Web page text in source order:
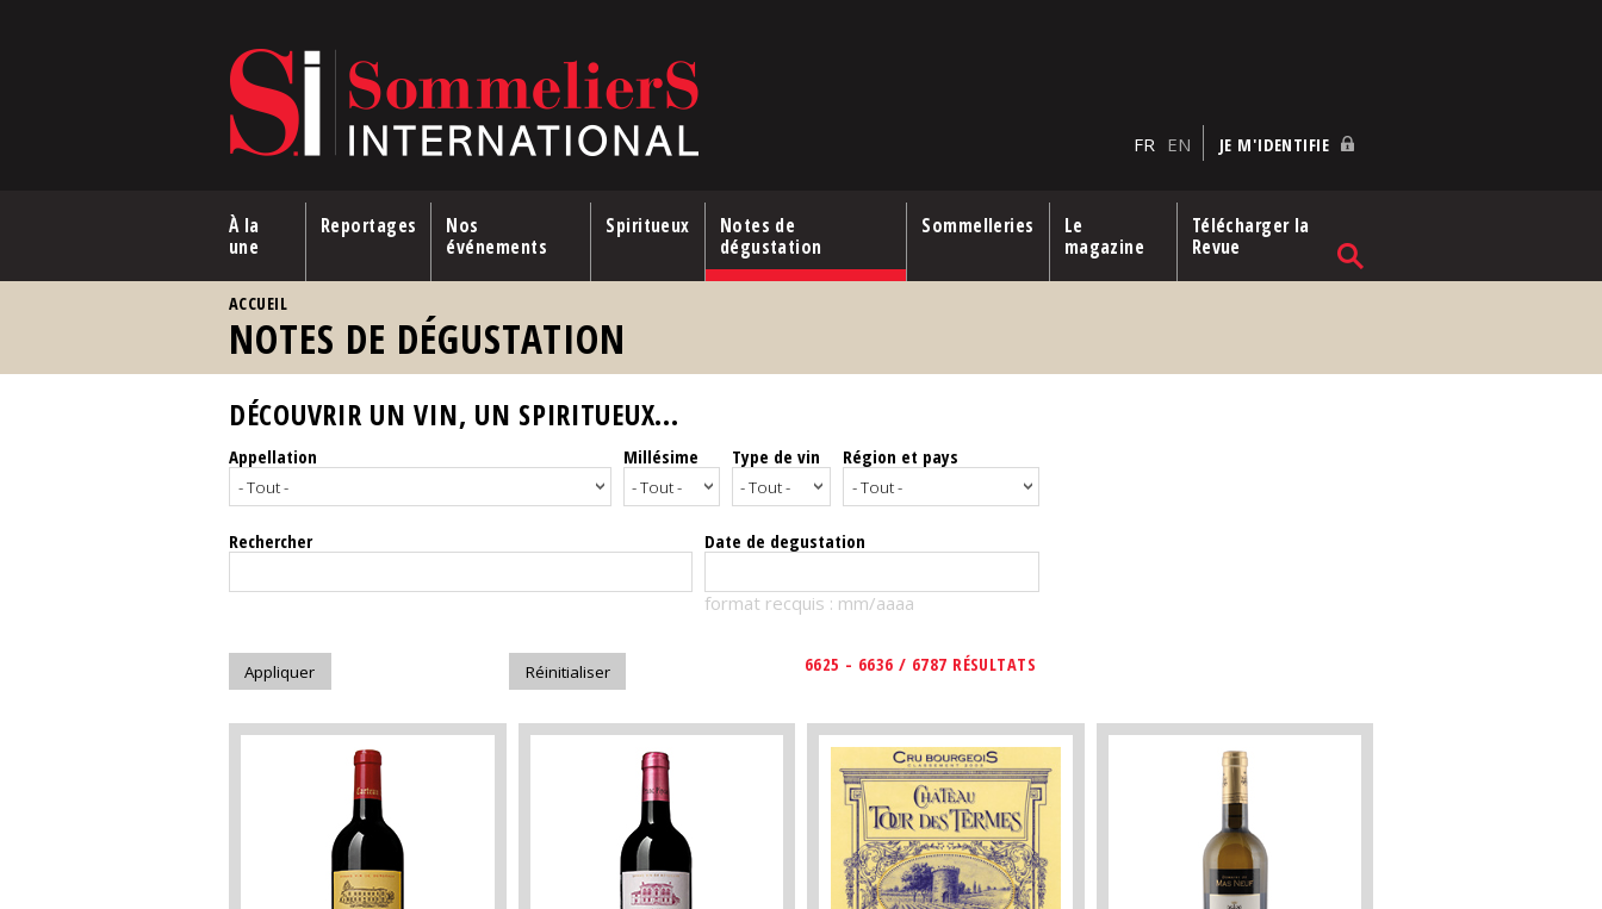
FR EN JE M'IDENTIFIE
À la
une
Reportages
Nos
événements
Spiritueux
Notes de
dégustation
Sommelleries
Le
magazine
Télécharger la
Revue
ACCUEIL
NOTES DE DÉGUSTATION
DÉCOUVRIR UN VIN, UN SPIRITUEUX...
Appellation Millésime Type de vin Région et pays
Rechercher Date de degustation
format recquis : mm/aaaa
6625 - 6636 / 6787 RÉSULTATS